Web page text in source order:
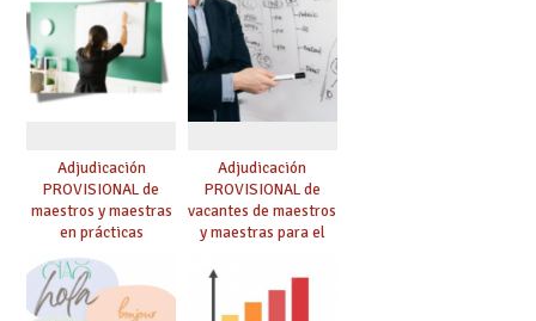
Adjudicación
PROVISIONAL de
maestros y maestras
en prácticas
Adjudicación
PROVISIONAL de
vacantes de maestros
y maestras para el